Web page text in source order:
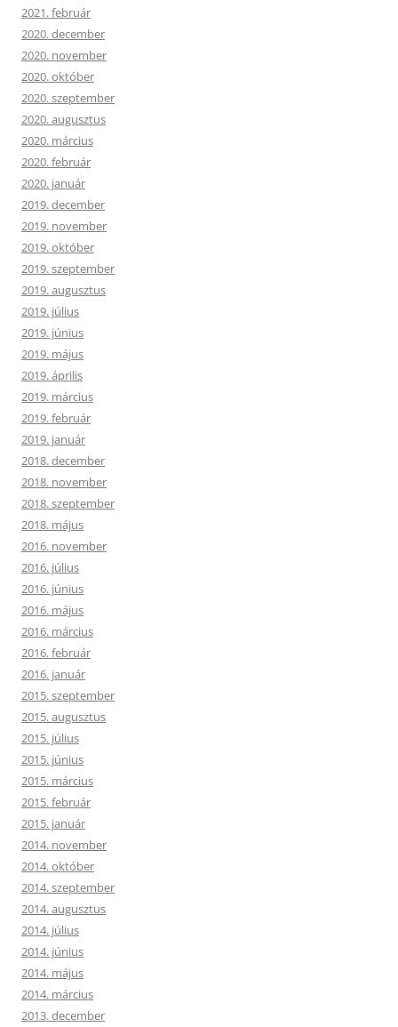
2021. február
2020. december
2020. november
2020. október
2020. szeptember
2020. augusztus
2020. március
2020. február
2020. január
2019. december
2019. november
2019. október
2019. szeptember
2019. augusztus
2019. július
2019. június
2019. május
2019. április
2019. március
2019. február
2019. január
2018. december
2018. november
2018. szeptember
2018. május
2016. november
2016. július
2016. június
2016. május
2016. március
2016. február
2016. január
2015. szeptember
2015. augusztus
2015. július
2015. június
2015. március
2015. február
2015. január
2014. november
2014. október
2014. szeptember
2014. augusztus
2014. július
2014. június
2014. május
2014. március
2013. december